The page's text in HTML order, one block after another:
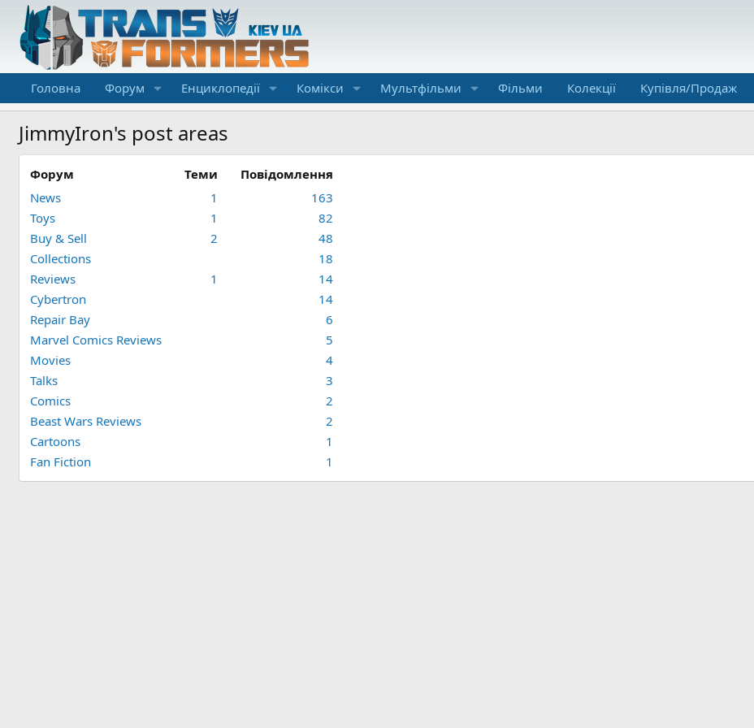
Головна Форум Енциклопедії Комікси Мультфільми Фільми Колекції Купівля/Продаж
JimmyIron's post areas
Форум Теми
Повідомлення
News
1
163
Toys
1
82
Buy & Sell
2
48
Collections
18
Reviews
1
14
Cybertron
14
Repair Bay
6
Marvel Comics Reviews
5
Movies
4
Talks
3
Comics
2
Beast Wars Reviews
2
Cartoons
1
Fan Fiction
1